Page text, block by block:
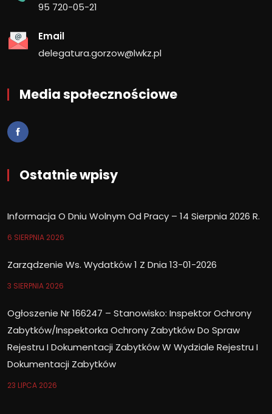
95 720-05-21
Email
delegatura.gorzow@lwkz.pl
Media społecznościowe
Ostatnie wpisy
Informacja O Dniu Wolnym Od Pracy – 14 Sierpnia 2026 R.
6 SIERPNIA 2026
Zarządzenie Ws. Wydatków 1 Z Dnia 13-01-2026
3 SIERPNIA 2026
Ogłoszenie Nr 166247 – Stanowisko: Inspektor Ochrony
Zabytków/Inspektorka Ochrony Zabytków Do Spraw
Rejestru I Dokumentacji Zabytków W Wydziale Rejestru I
Dokumentacji Zabytków
23 LIPCA 2026